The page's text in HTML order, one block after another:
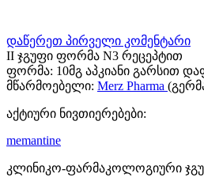
დაწერეთ პირველი კომენტარი
II ჯგუფი ფორმა N3 რეცეპტით
ფორმა: 10მგ აპკიანი გარსით
მწარმოებელი: Merz Pharma
აქტიური ნივთიერებები:
memantine
კლინიკო-ფარმაკოლოგიური